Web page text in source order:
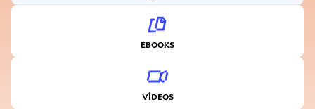
EBOOKS
VÍDEOS